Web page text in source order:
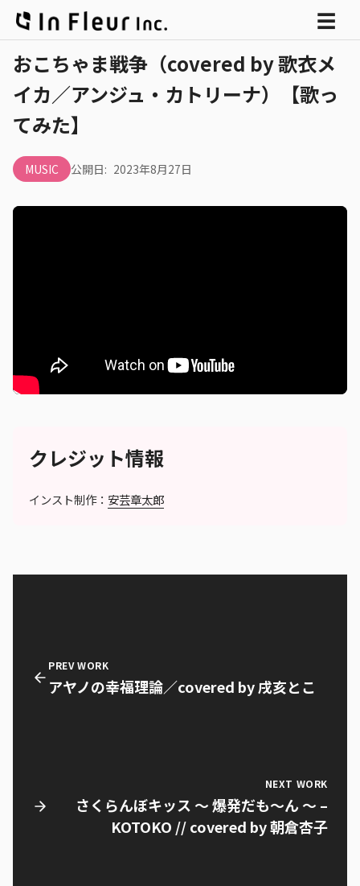
メ
ニ
ュ
ー
☰
おこちゃま戦争（covered by 歌衣メ
イカ／アンジュ・カトリーナ）【歌っ
てみた】
MUSIC 公開日: 2023年8月27日
クレジット情報
インスト制作： 安芸章太郎
PREV WORK
アヤノの幸福理論／covered by 戌亥とこ
NEXT WORK
さくらんぼキッス ～ 爆発だも～ん ～ –
KOTOKO // covered by 朝倉杏子